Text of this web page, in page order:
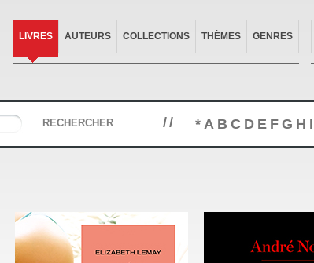
LIVRES AUTEURS COLLECTIONS THÈMES GENRES
RECHERCHER // * A B C D E F G H I